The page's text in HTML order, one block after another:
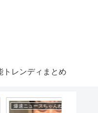
トレンディまとめ
報